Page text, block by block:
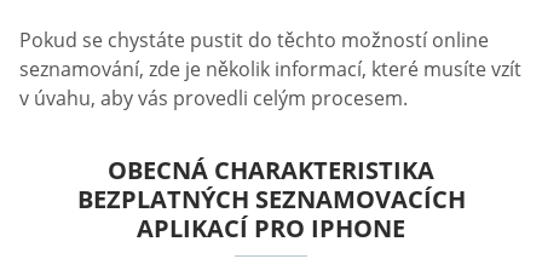
Pokud se chystáte pustit do těchto možností online
seznamování, zde je několik informací, které musíte vzít
v úvahu, aby vás provedli celým procesem.
OBECNÁ CHARAKTERISTIKA
BEZPLATNÝCH SEZNAMOVACÍCH
APLIKACÍ PRO IPHONE